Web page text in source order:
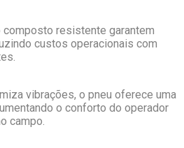
resistente garantem
custos operacionais com
vibrações, o pneu oferece uma
o conforto do operador
campo.